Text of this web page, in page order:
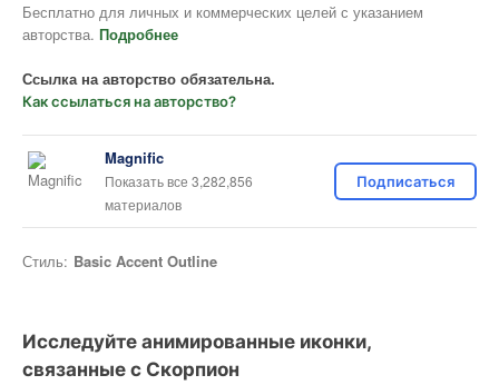
Бесплатно для личных и коммерческих целей с указанием
авторства. Подробнее
Ссылка на авторство обязательна.
Как ссылаться на авторство?
Magnific
Показать все 3,282,856
материалов
Подписаться
Стиль: Basic Accent Outline
Исследуйте анимированные иконки,
связанные с Скорпион